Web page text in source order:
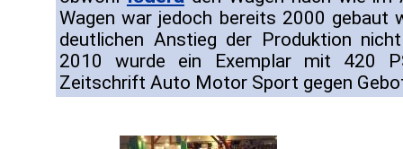
Wagen war jedoch bereits 2000 gebaut
deutlichen Anstieg der Produktion
2010 wurde ein Exemplar mit 420
Zeitschrift Auto Motor Sport gegen